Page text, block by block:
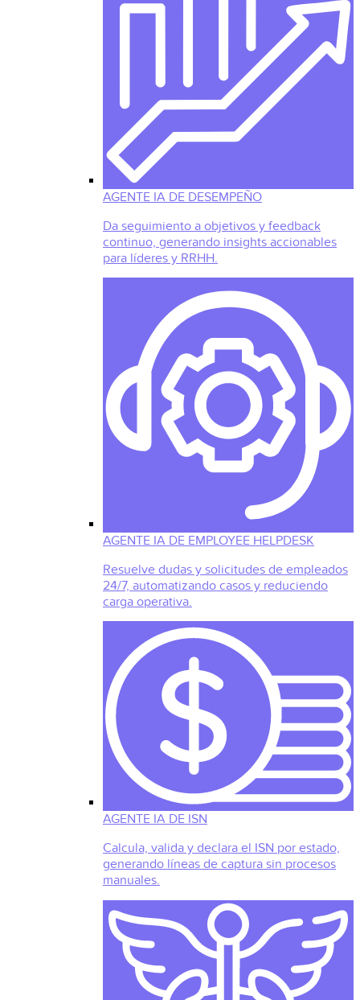
AGENTE IA DE DESEMPEÑO
Da seguimiento a objetivos y feedback
continuo, generando insights accionables
para líderes y RRHH.
AGENTE IA DE EMPLOYEE HELPDESK
Resuelve dudas y solicitudes de empleados
24/7, automatizando casos y reduciendo
carga operativa.
AGENTE IA DE ISN
Calcula, valida y declara el ISN por estado,
generando líneas de captura sin procesos
manuales.